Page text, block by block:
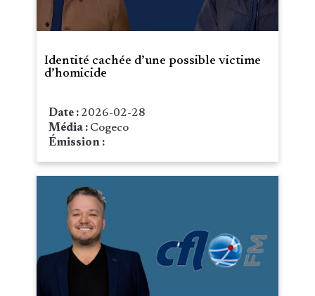
Identité cachée d’une possible victime
d’homicide
Date : 2026-02-28
Média : Cogeco
Émission :